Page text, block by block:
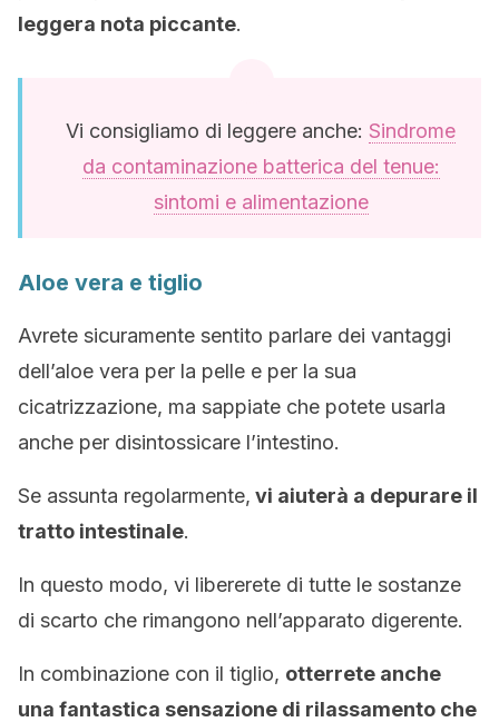
leggera nota piccante.
Vi consigliamo di leggere anche: Sindrome
da contaminazione batterica del tenue:
sintomi e alimentazione
Aloe vera e tiglio
Avrete sicuramente sentito parlare dei vantaggi
dell’aloe vera per la pelle e per la sua
cicatrizzazione, ma sappiate che potete usarla
anche per disintossicare l’intestino.
Se assunta regolarmente, vi aiuterà a depurare il
tratto intestinale.
In questo modo, vi libererete di tutte le sostanze
di scarto che rimangono nell’apparato digerente.
In combinazione con il tiglio, otterrete anche
una fantastica sensazione di rilassamento che